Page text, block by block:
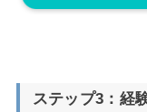
ステップ3：経